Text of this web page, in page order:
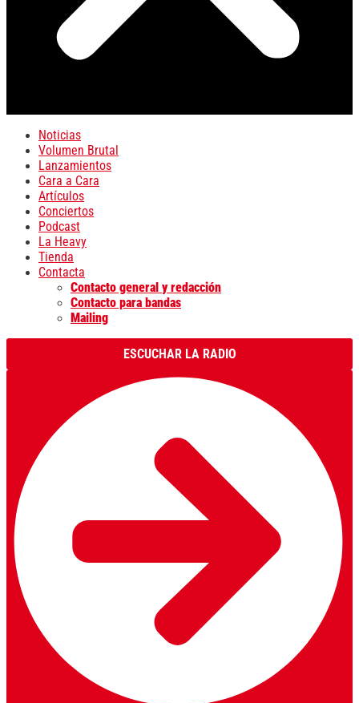
Noticias
Volumen Brutal
Lanzamientos
Cara a Cara
Artículos
Conciertos
Podcast
La Heavy
Tienda
Contacta
Contacto general y redacción
Contacto para bandas
Mailing
ESCUCHAR LA RADIO